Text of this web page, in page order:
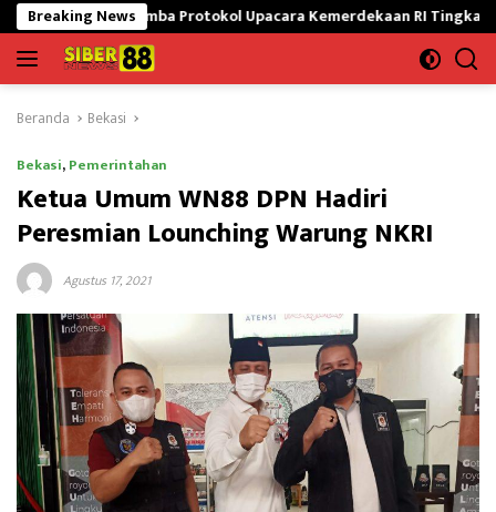
Langsung
ke
konten
Breaking News
Protokol Upacara Kemerdekaan RI Tingkat Nasional
Beranda Bekasi
Bekasi,Pemerintahan
Ketua Umum WN88 DPN Hadiri
Peresmian Lounching Warung NKRI
Agustus 17, 2021